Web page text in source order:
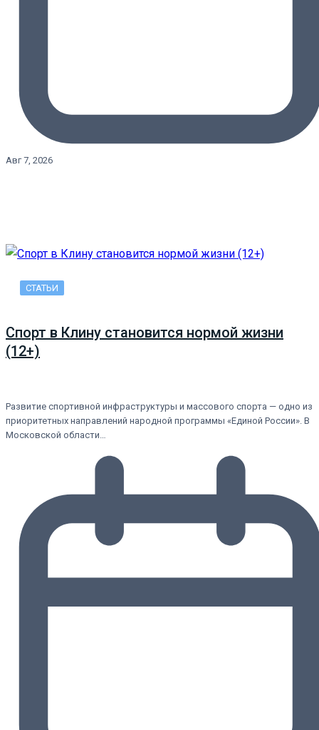
Авг 7, 2026
СТАТЬИ
Спорт в Клину становится нормой жизни
(12+)
Развитие спортивной инфраструктуры и массового спорта — одно из
приоритетных направлений народной программы «Единой России». В
Московской области…